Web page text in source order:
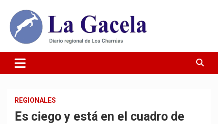
contenido
Diario La Gacela
REGIONALES
Es ciego y está en el cuadro de